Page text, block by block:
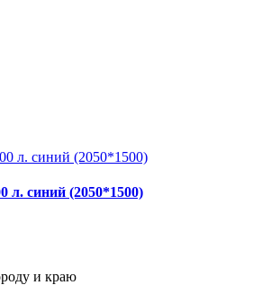
л. синий (2050*1500)
и краю